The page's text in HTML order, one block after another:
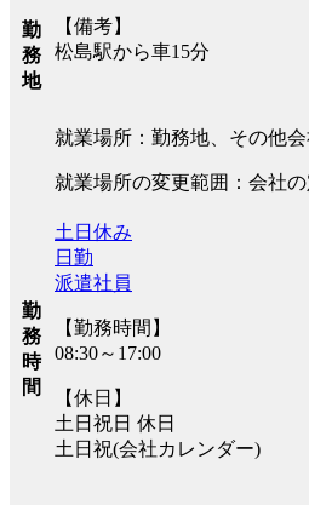
勤
務
地
【備考】
松島駅から車15分
就業場所：勤務地、その他
就業場所の変更範囲：会社
勤
務
時
間
土日休み
日勤
派遣社員
【勤務時間】
08:30～17:00
【休日】
土日祝日 休日
土日祝(会社カレンダー)